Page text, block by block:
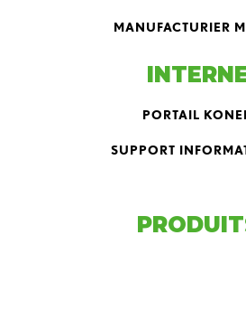
MANUFACTURIER
PORTAIL
SUPPORT